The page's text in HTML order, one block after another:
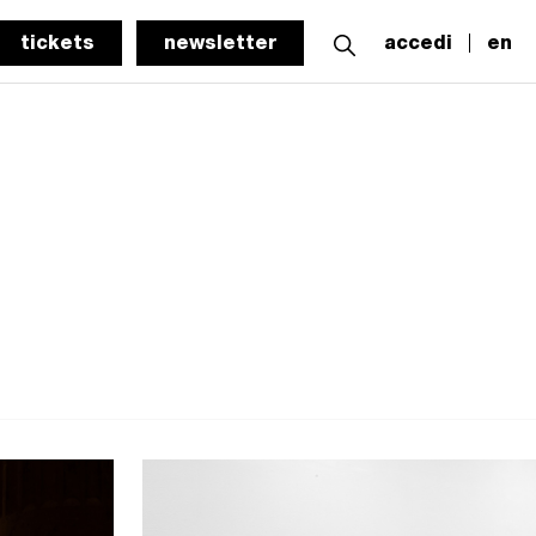
tickets newsletter accedi en